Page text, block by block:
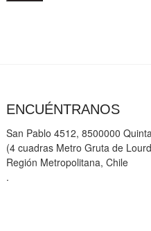
ENCUÉNTRANOS
San Pablo 4512, 8500000
(4 cuadras Metro Gruta de
Región Metropolitana, Chile
.